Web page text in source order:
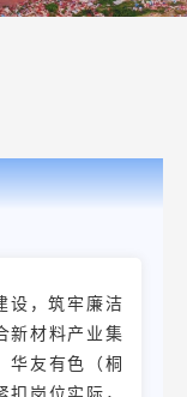
设，筑牢廉洁
新材料产业集
华友有色（桐
岗位实际，